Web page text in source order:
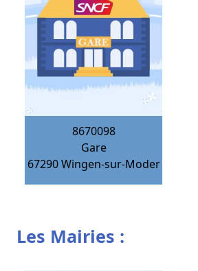
8670098
Gare
67290 Wingen-sur-Moder
Les Mairies :